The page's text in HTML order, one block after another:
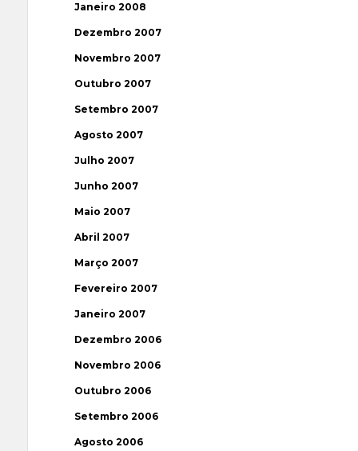
Janeiro 2008
Dezembro 2007
Novembro 2007
Outubro 2007
Setembro 2007
Agosto 2007
Julho 2007
Junho 2007
Maio 2007
Abril 2007
Março 2007
Fevereiro 2007
Janeiro 2007
Dezembro 2006
Novembro 2006
Outubro 2006
Setembro 2006
Agosto 2006